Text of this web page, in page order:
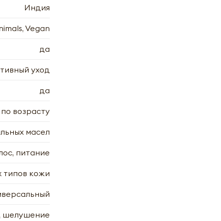
Индия
Vegan
да
уход
да
возрасту
масел
питание
типов кожи
шелушение